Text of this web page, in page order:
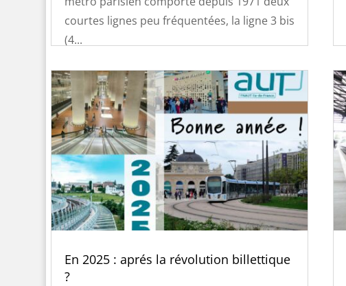
courtes lignes peu fréquentées, la ligne 3 bis
(4...
En 2025 : aprés la révolution billettique
?